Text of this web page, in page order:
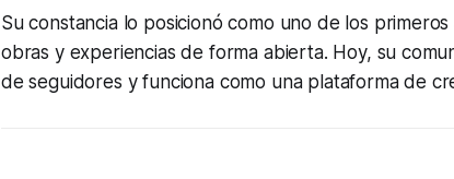
Su constancia lo posicionó como uno de los
obras y experiencias de forma abierta. Hoy, su
de seguidores y funciona como una plataforma de